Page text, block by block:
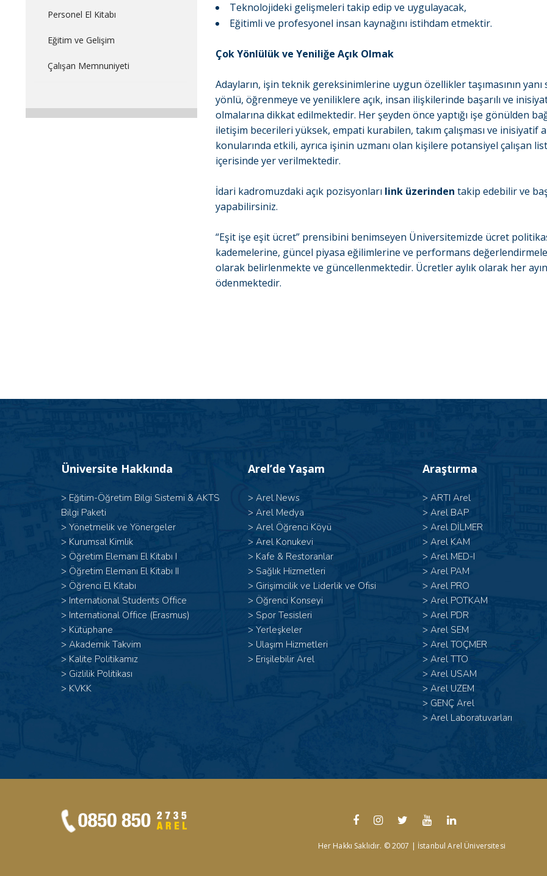
Personel El Kitabı
Eğitim ve Gelişim
Çalışan Memnuniyeti
Teknolojideki gelişmeleri takip edip ve uygulayacak,
Eğitimli ve profesyonel insan kaynağını istihdam etmektir.
Çok Yönlülük ve Yeniliğe Açık Olmak
Adayların, işin teknik gereksinimlerine uygun özellikler taşımasının yanı
yönlü, öğrenmeye ve yeniliklere açık, insan ilişkilerinde başarılı ve
olmalarına dikkat edilmektedir. Her şeyden önce yaptığı işe gönülden
iletişim becerileri yüksek, empati kurabilen, takım çalışması ve inisiyatif
konularında etkili, ayrıca işinin uzmanı olan kişilere potansiyel çalışan
içerisinde yer verilmektedir.
İdari kadromuzdaki açık pozisyonları link üzerinden takip edebilir ve
yapabilirsiniz.
“Eşit işe eşit ücret” prensibini benimseyen Üniversitemizde ücret
kademelerine, güncel piyasa eğilimlerine ve performans
olarak belirlenmekte ve güncellenmektedir. Ücretler aylık olarak her
ödenmektedir.
Üniversite Hakkında
> Eğitim-Öğretim Bilgi Sistemi & AKTS
Bilgi Paketi
> Yönetmelik ve Yönergeler
> Kurumsal Kimlik
> Öğretim Elemanı El Kitabı I
> Öğretim Elemanı El Kitabı II
> Öğrenci El Kitabı
> International Students Office
> International Office (Erasmus)
> Kütüphane
> Akademik Takvim
> Kalite Politikamız
> Gizlilik Politikası
> KVKK
Arel’de Yaşam
> Arel News
> Arel Medya
> Arel Öğrenci Köyü
> Arel Konukevi
> Kafe & Restoranlar
> Sağlık Hizmetleri
> Girişimcilik ve Liderlik ve Ofisi
> Öğrenci Konseyi
> Spor Tesisleri
> Yerleşkeler
> Ulaşım Hizmetleri
> Erişilebilir Arel
Araştırma
> ARTI Arel
> Arel BAP
> Arel DİLMER
> Arel KAM
> Arel MED-I
> Arel PAM
> Arel PRO
> Arel POTKAM
> Arel PDR
> Arel SEM
> Arel TOÇMER
> Arel TTO
> Arel USAM
> Arel UZEM
> GENÇ Arel
> Arel Laboratuvarları
Her Hakkı Saklıdır. © 2007 | İstanbul Arel Üniversitesi